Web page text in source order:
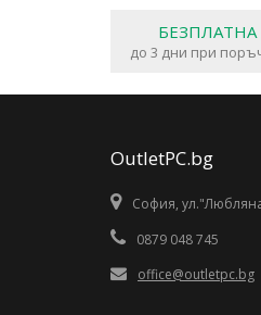
до 3 дни при
OutletPC.bg
София,
0879 048 745
office@outletpc.bg